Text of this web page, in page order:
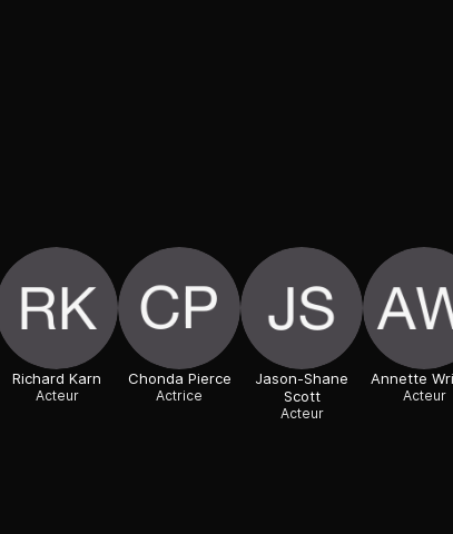
Richard Karn
Acteur
Chonda Pierce
Actrice
Jason-Shane
Scott
Acteur
Annette
Acteur